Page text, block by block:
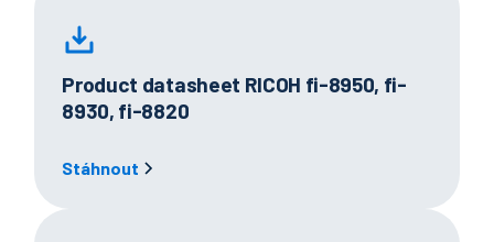
Product datasheet RICOH fi-8950, fi-
8930, fi-8820
Stáhnout